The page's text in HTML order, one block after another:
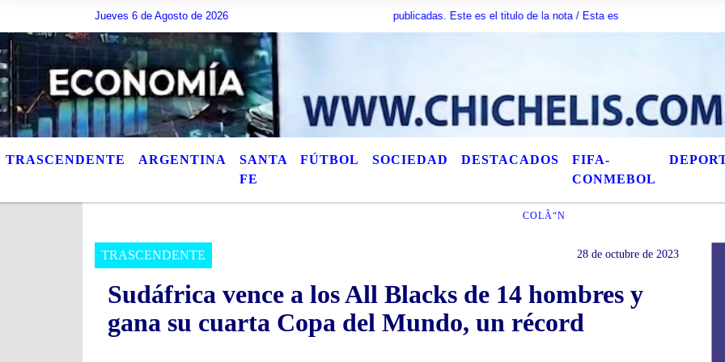
Jueves 6 de Agosto de 2026
lo que quiera, o bien puede mostrar los Ãºltimos tÃ­tulos de las notas publicadas. Este es el titulo de la nota / Esta es otra nota / AquÃ­ puede
TRASCENDENTE ARGENTINA
SANTA
FE
FÚTBOL SOCIEDAD DESTACADOS
FIFA-
CONMEBOL
COLÃ“N
TRASCENDENTE 28 de octubre de 2023
Sudáfrica vence a los All Blacks de 14 hombres y
gana su cuarta Copa del Mundo, un récord